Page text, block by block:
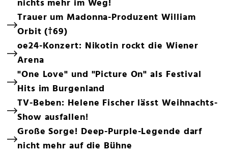
nichts mehr im Weg!
Trauer um Madonna-Produzent William
Orbit (†69)
oe24-Konzert: Nikotin rockt die Wiener
Arena
"One Love" und "Picture On" als Festival
Hits im Burgenland
TV-Beben: Helene Fischer lässt Weihnachts-
Show ausfallen!
Große Sorge! Deep-Purple-Legende darf
nicht mehr auf die Bühne